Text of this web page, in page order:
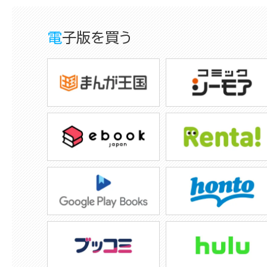
電子版を買う